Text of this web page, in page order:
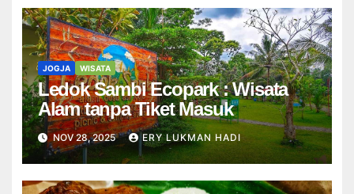
JOGJA WISATA
Ledok Sambi Ecopark : Wisata
Alam tanpa Tiket Masuk
NOV 28, 2025 ERY LUKMAN HADI